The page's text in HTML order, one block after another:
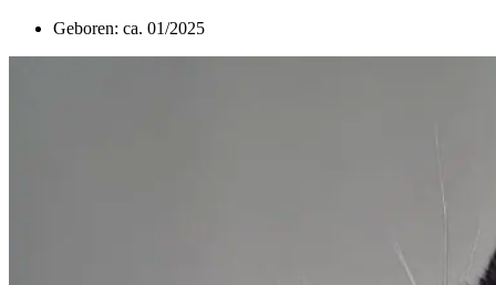
Geboren: ca. 01/2025